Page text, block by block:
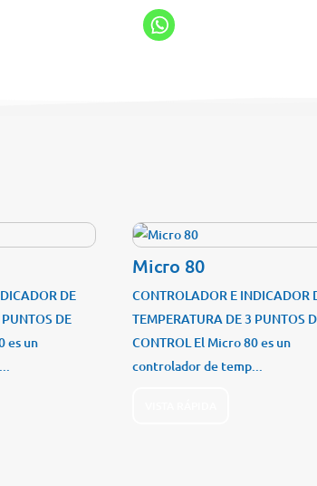
DE
DE
es un
Micro 80
CONTROLADOR E INDICADOR
TEMPERATURA DE 3 PUNTOS
CONTROL El Micro 80 es un
controlador de temp...